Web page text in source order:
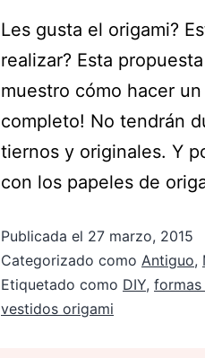
Les gusta el origami?
realizar? Esta
muestro cómo hacer
completo! No tendrán
tiernos y originales. Y
con los papeles de
Publicada el 27 marzo, 2015
Categorizado como Antiguo,
Etiquetado como DIY,
vestidos origami